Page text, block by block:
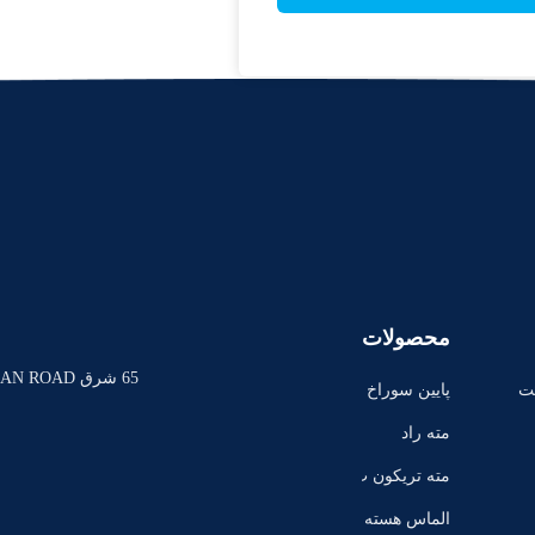
65 شرق XINHUAN ROAD، شانگهای، چین
محصولات
پایین سوراخ
حفاری
مته راد
مته تریکون ب
یت
الماس هسته